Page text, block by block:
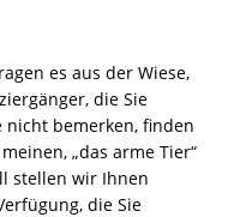
es aus der Wiese,
die Sie
bemerken, finden
„das arme Tier“
stellen wir Ihnen
die Sie